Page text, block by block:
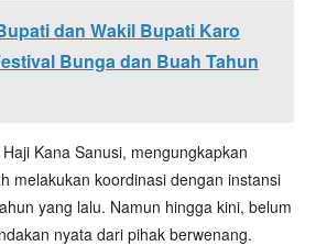
dan Wakil Bupati Karo
Bunga dan Buah Tahun
Kana Sanusi, mengungkapkan
melakukan koordinasi dengan instansi
yang lalu. Namun hingga kini, belum
nyata dari pihak berwenang.